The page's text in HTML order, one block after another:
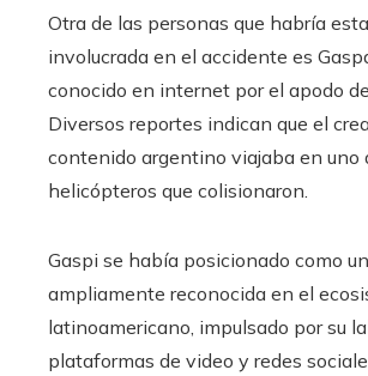
Otra de las personas que habría
involucrada en el accidente es
conocido en internet por el apodo
Diversos reportes indican que el
contenido argentino viajaba en uno
helicópteros que colisionaron.
Gaspi se había posicionado como
ampliamente reconocida en el
latinoamericano, impulsado por su
plataformas de video y redes